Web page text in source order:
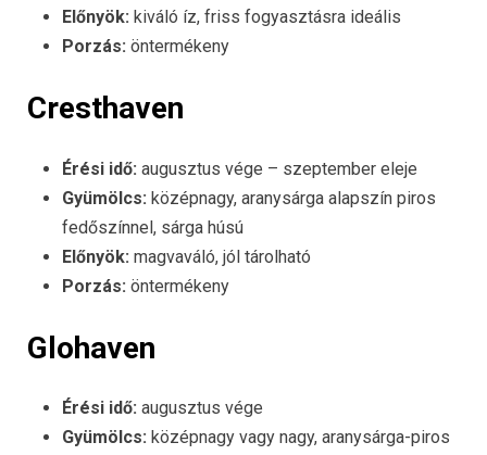
Előnyök: kiváló íz, friss fogyasztásra ideális
Porzás: öntermékeny
Cresthaven
Érési idő: augusztus vége – szeptember eleje
Gyümölcs: középnagy, aranysárga alapszín piros
fedőszínnel, sárga húsú
Előnyök: magvaváló, jól tárolható
Porzás: öntermékeny
Glohaven
Érési idő: augusztus vége
Gyümölcs: középnagy vagy nagy, aranysárga-piros